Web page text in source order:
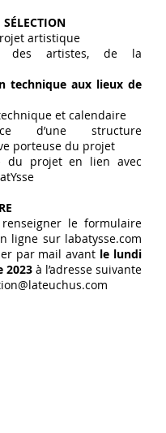
SÉLECTION
artistique
des artistes, de la
technique aux lieux de
et calendaire
d’une structure
porteuse du projet
du projet en lien avec
le formulaire
ligne sur labatysse.com
par mail avant le lundi
2023 à l’adresse suivante